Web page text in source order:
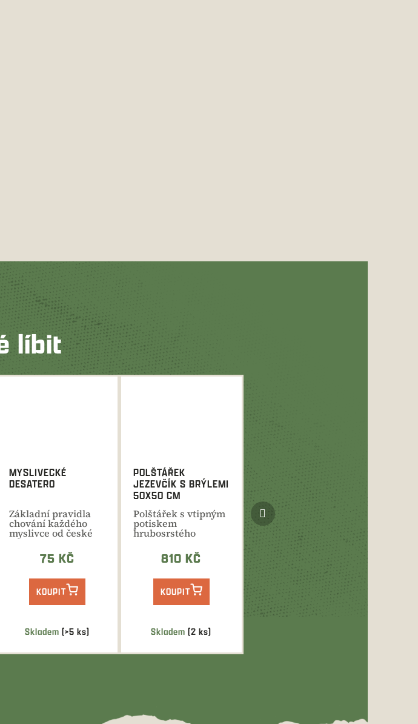
líbit
Skladem (>5 ks)
MYSLIVECKÉ
DESATERO
Základní pravidla
chování každého
myslivce od české
výtvarnice p. Hany
Křenkové.75 KČ
KOUPIT
Skladem(2 ks)
POLŠTÁŘEK
JEZEVČÍK S BRÝLEMI
50X50 CM
Polštářek s vtipným
potiskem
hrubosrstého
Snímatelný potah,...
810 KČ
KOUPIT
Další
produkt